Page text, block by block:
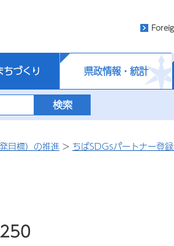
づくり 県政情報・統計
目標）の推進 > ちばSDGsパートナー登